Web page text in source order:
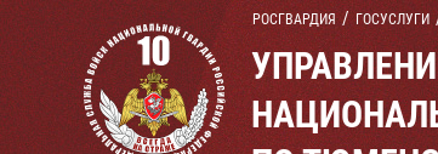
РОСГВАРДИЯ ГОСУСЛУГИ